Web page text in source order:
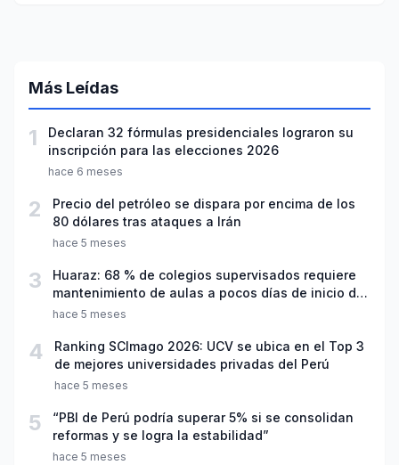
Más Leídas
1
Declaran 32 fórmulas presidenciales lograron su
inscripción para las elecciones 2026
hace 6 meses
2
Precio del petróleo se dispara por encima de los
80 dólares tras ataques a Irán
hace 5 meses
3
Huaraz: 68 % de colegios supervisados requiere
mantenimiento de aulas a pocos días de inicio del
año escolar 2026
hace 5 meses
4
Ranking SCImago 2026: UCV se ubica en el Top 3
de mejores universidades privadas del Perú
hace 5 meses
5
“PBI de Perú podría superar 5% si se consolidan
reformas y se logra la estabilidad”
hace 5 meses